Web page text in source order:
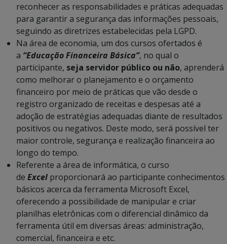
reconhecer as responsabilidades e práticas adequadas
para garantir a segurança das informações pessoais,
seguindo as diretrizes estabelecidas pela LGPD.
Na área de economia, um dos cursos ofertados é
a “Educação Financeira Básica”, no qual o
participante, seja servidor público ou não, aprenderá
como melhorar o planejamento e o orçamento
financeiro por meio de práticas que vão desde o
registro organizado de receitas e despesas até a
adoção de estratégias adequadas diante de resultados
positivos ou negativos. Deste modo, será possível ter
maior controle, segurança e realização financeira ao
longo do tempo.
Referente a área de informática, o curso
de Excel proporcionará ao participante conhecimentos
básicos acerca da ferramenta Microsoft Excel,
oferecendo a possibilidade de manipular e criar
planilhas eletrônicas com o diferencial dinâmico da
ferramenta útil em diversas áreas: administração,
comercial, financeira e etc.